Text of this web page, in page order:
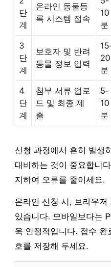
단
계
온라인 동물등
록 시스템 접속
10
분
3
단
계
보호자 및 반려
동물 정보 입력
20
분
4
단
계
첨부 서류 업로
드 및 최종 제
출
5-
10
분
신청 과정에서 흔히 발생
대비하는 것이 중요합니
지하여 오류를 줄이세요.
온라인 신청 시, 브라우
있습니다. 모바일보다는
욱 안정적입니다. 접수 완
호를 저장해 두세요.